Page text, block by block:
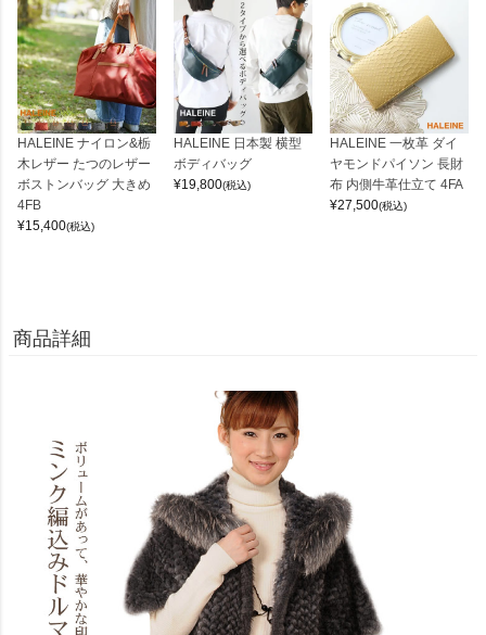
HALEINE ナイロン&栃
木レザー たつのレザー
ボストンバッグ 大きめ
4FB
¥15,400(税込)
HALEINE 日本製 横型
ボディバッグ
¥19,800(税込)
HALEINE 一枚革 ダイ
ヤモンドパイソン 長財
布 内側牛革仕立て 4FA
¥27,500(税込)
商品詳細